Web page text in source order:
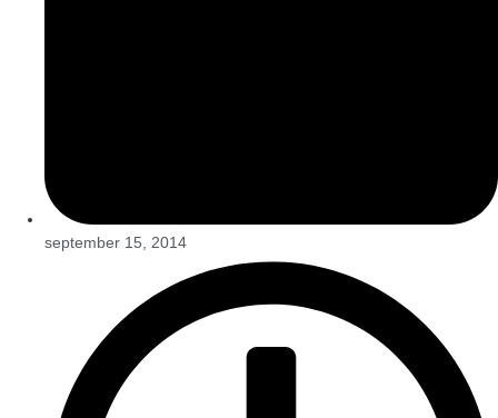
september 15, 2014